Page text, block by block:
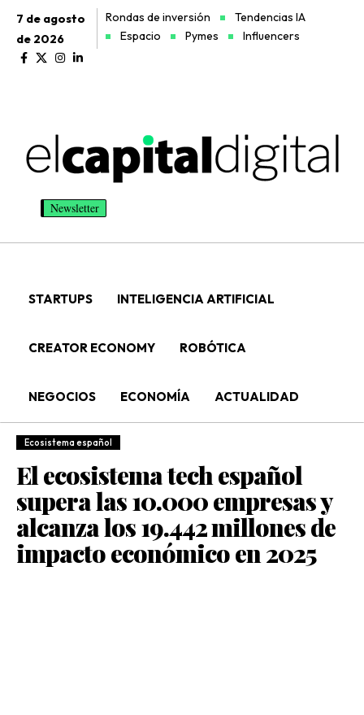
7 de agosto
de 2026
Rondas de inversión
Tendencias IA
Espacio
Pymes Influencers
Newsletter
STARTUPS INTELIGENCIA ARTIFICIAL
CREATOR ECONOMY ROBÓTICA
NEGOCIOS ECONOMÍA ACTUALIDAD
Ecosistema español
El ecosistema tech español
supera las 10.000 empresas y
alcanza los 19.442 millones de
impacto económico en 2025